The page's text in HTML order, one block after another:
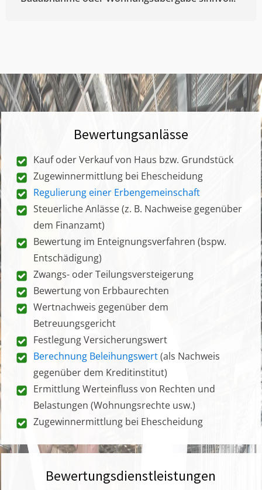
Bewertungsanlässe
Kauf oder Verkauf von Haus bzw. Grundstück
Zugewinnermittlung bei Ehescheidung
Regulierung einer Erbengemeinschaft
Steuerliche Anlässe (z. B. Nachweise gegenüber
dem Finanzamt)
Bewertung im Enteignungsverfahren (bspw.
Entschädigung)
Zwangs- oder Teilungsversteigerung
Bewertung von Erbbaurechten
Wertnachweis gegenüber dem
Betreuungsgericht
Festlegung Versicherungswert
Berechnung Beleihungswert(als Nachweis
gegenüber dem Kreditinstitut)
Ermittlung Werteinfluss von Rechten und
Belastungen (Wohnungsrechte usw.)
Zugewinnermittlung bei Ehescheidung
Bewertungsdienstleistungen